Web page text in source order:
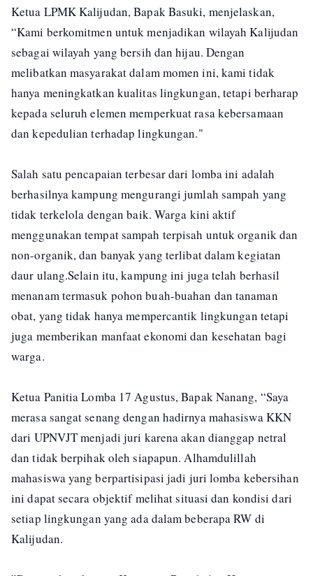
Ketua LPMK Kalijudan, Bapak Basuki, menjelaskan,
“Kami berkomitmen untuk menjadikan wilayah Kalijudan
sebagai wilayah yang bersih dan hijau. Dengan
melibatkan masyarakat dalam momen ini, kami tidak
hanya meningkatkan kualitas lingkungan, tetapi berharap
kepada seluruh elemen memperkuat rasa kebersamaan
dan kepedulian terhadap lingkungan."
Salah satu pencapaian terbesar dari lomba ini adalah
berhasilnya kampung mengurangi jumlah sampah yang
tidak terkelola dengan baik. Warga kini aktif
menggunakan tempat sampah terpisah untuk organik dan
non-organik, dan banyak yang terlibat dalam kegiatan
daur ulang.Selain itu, kampung ini juga telah berhasil
menanam termasuk pohon buah-buahan dan tanaman
obat, yang tidak hanya mempercantik lingkungan tetapi
juga memberikan manfaat ekonomi dan kesehatan bagi
warga.
Ketua Panitia Lomba 17 Agustus, Bapak Nanang, “Saya
merasa sangat senang dengan hadirnya mahasiswa KKN
dari UPNVJT menjadi juri karena akan dianggap netral
dan tidak berpihak oleh siapapun. Alhamdulillah
mahasiswa yang berpartisipasi jadi juri lomba kebersihan
ini dapat secara objektif melihat situasi dan kondisi dari
setiap lingkungan yang ada dalam beberapa RW di
Kalijudan.